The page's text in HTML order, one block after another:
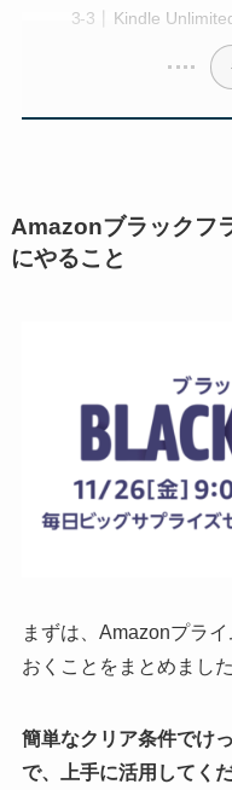
Kindle
Amazonブラックフ
にやること
まずは、Amazonプラ
おくことをまとめました
簡単なクリア条件でけ
で、上手に活用してくだ